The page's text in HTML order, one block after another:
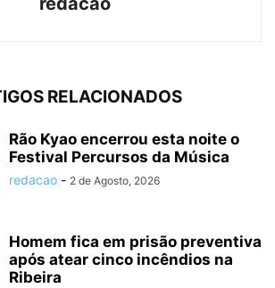
RELACIONADOS
Rão Kyao encerrou esta noite o
Festival Percursos da Música
redacao - 2 de Agosto, 2026
Homem fica em prisão preventiva
após atear cinco incêndios na
Ribeira